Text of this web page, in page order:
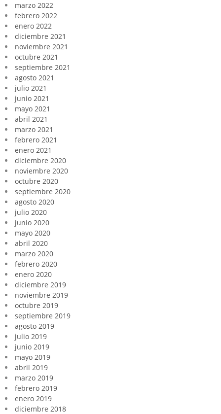
marzo 2022
febrero 2022
enero 2022
diciembre 2021
noviembre 2021
octubre 2021
septiembre 2021
agosto 2021
julio 2021
junio 2021
mayo 2021
abril 2021
marzo 2021
febrero 2021
enero 2021
diciembre 2020
noviembre 2020
octubre 2020
septiembre 2020
agosto 2020
julio 2020
junio 2020
mayo 2020
abril 2020
marzo 2020
febrero 2020
enero 2020
diciembre 2019
noviembre 2019
octubre 2019
septiembre 2019
agosto 2019
julio 2019
junio 2019
mayo 2019
abril 2019
marzo 2019
febrero 2019
enero 2019
diciembre 2018